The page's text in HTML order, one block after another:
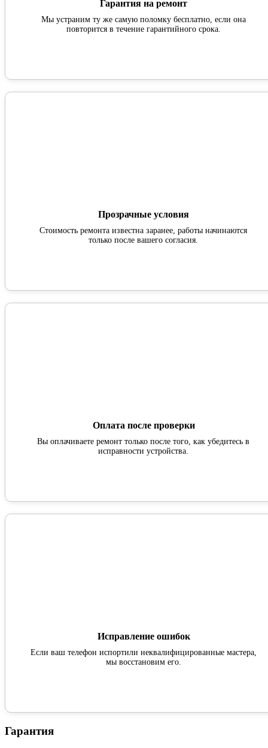
Гарантия на ремонт
Мы устраним ту же самую поломку бесплатно, если она
повторится в течение гарантийного срока.
Прозрачные условия
Стоимость ремонта известна заранее, работы начинаются
только после вашего согласия.
Оплата после проверки
Вы оплачиваете ремонт только после того, как убедитесь в
исправности устройства.
Исправление ошибок
Если ваш телефон испортили неквалифицированные мастера,
мы восстановим его.
Гарантия